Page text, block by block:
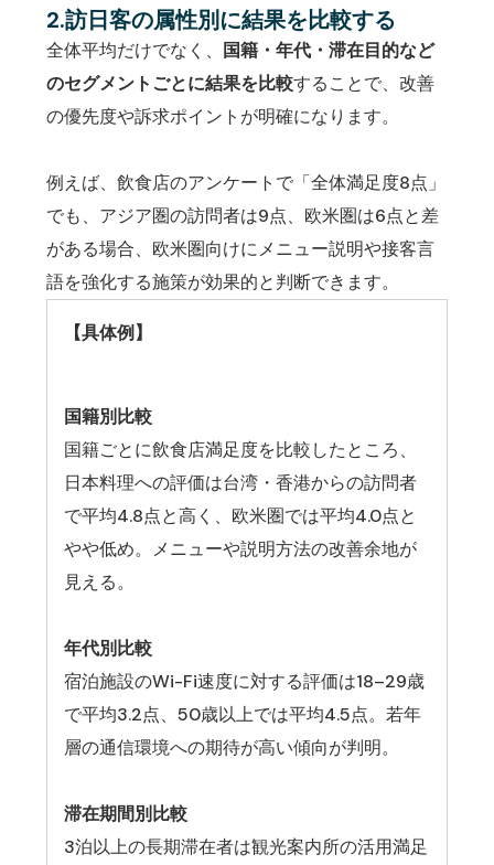
2.訪日客の属性別に結果を比較する
全体平均だけでなく、
国籍・年代・滞在目的など
のセグメントごとに結果を比較することで、改善
の優先度や訴求ポイントが明確になります。
例えば、飲食店のアンケートで「全体満足度8点」
でも、アジア圏の訪問者は9点、欧米圏は6点と差
がある場合、欧米圏向けにメニュー説明や接客言
語を強化する施策が効果的と判断できます。
【具体例】
国籍別比較
国籍ごとに飲食店満足度を比較したところ、
日本料理への評価は台湾・香港からの訪問者
で平均4.8点と高く、欧米圏では平均4.0点と
やや低め。メニューや説明方法の改善余地が
見える。
年代別比較
宿泊施設のWi-Fi速度に対する評価は18–29歳
で平均3.2点、50歳以上では平均4.5点。若年
層の通信環境への期待が高い傾向が判明。
滞在期間別比較
3泊以上の長期滞在者は観光案内所の活用満足